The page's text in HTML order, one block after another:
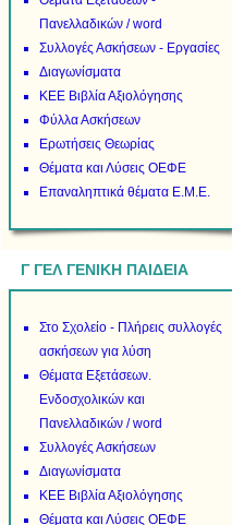
Πανελλαδικών / word
Συλλογές Ασκήσεων - Εργασίες
Διαγωνίσματα
ΚΕΕ Βιβλία Αξιολόγησης
Φύλλα Ασκήσεων
Ερωτήσεις Θεωρίας
Θέματα και Λύσεις ΟΕΦΕ
Επαναληπτικά θέματα Ε.Μ.Ε.
Γ ΓΕΛ ΓΕΝΙΚΗ ΠΑΙΔΕΙΑ
Στο Σχολείο - Πλήρεις συλλογές
ασκήσεων για λύση
Θέματα Εξετάσεων.
Ενδοσχολικών και
Πανελλαδικών / word
Συλλογές Ασκήσεων
Διαγωνίσματα
ΚΕΕ Βιβλία Αξιολόγησης
Θέματα και Λύσεις ΟΕΦΕ